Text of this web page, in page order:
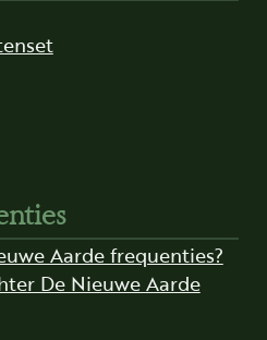
Aarde frequenties?
De Nieuwe Aarde